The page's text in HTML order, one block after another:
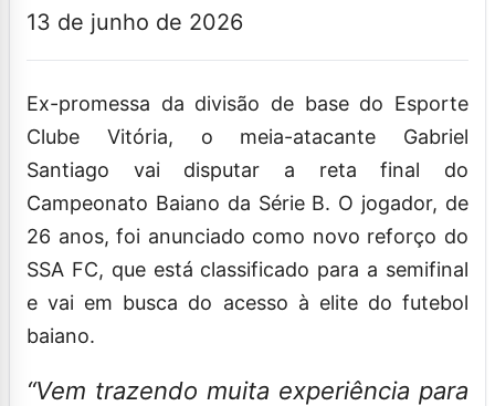
13 de junho de 2026
Ex-promessa da divisão de base do Esporte
Clube Vitória, o meia-atacante Gabriel
Santiago vai disputar a reta final do
Campeonato Baiano da Série B. O jogador, de
26 anos, foi anunciado como novo reforço do
SSA FC, que está classificado para a semifinal
e vai em busca do acesso à elite do futebol
baiano.
“Vem trazendo muita experiência para